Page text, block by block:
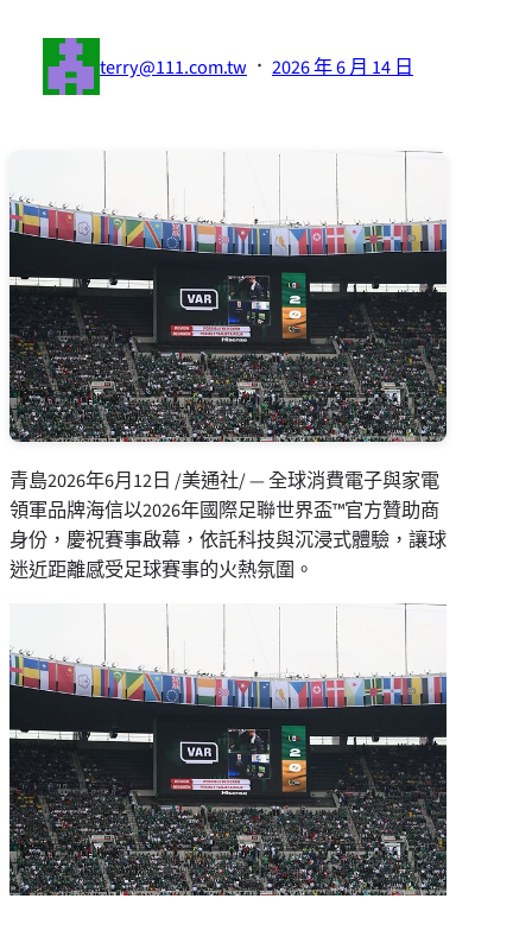
terry@111.com.tw · 2026 年 6 月 14 日
青島2026年6月12日 /美通社/ — 全球消費電子與家電
領軍品牌海信以2026年國際足聯世界盃™官方贊助商
身份，慶祝賽事啟幕，依託科技與沉浸式體驗，讓球
迷近距離感受足球賽事的火熱氛圍。